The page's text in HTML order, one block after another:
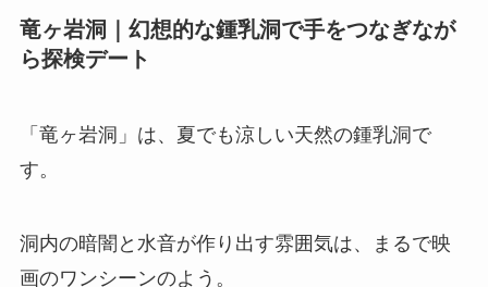
竜ヶ岩洞｜幻想的な鍾乳洞で手をつなぎなが
ら探検デート
「竜ヶ岩洞」は、夏でも涼しい天然の鍾乳洞で
す。
洞内の暗闇と水音が作り出す雰囲気は、まるで映
画のワンシーンのよう。